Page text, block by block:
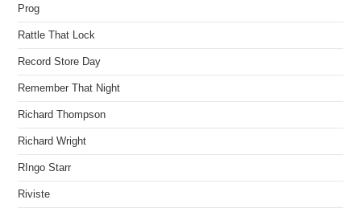
Prog
Rattle That Lock
Record Store Day
Remember That Night
Richard Thompson
Richard Wright
RIngo Starr
Riviste